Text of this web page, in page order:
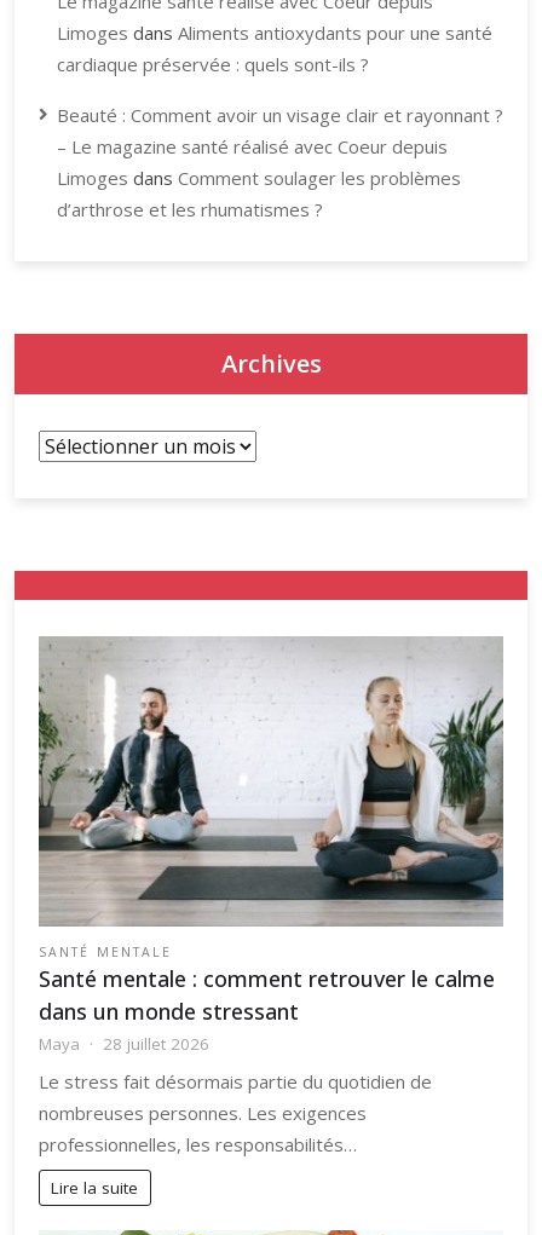
Limoges dans Aliments antioxydants pour une santé
cardiaque préservée : quels sont-ils ?
Beauté : Comment avoir un visage clair et rayonnant ?
– Le magazine santé réalisé avec Coeur depuis
Limoges dans Comment soulager les problèmes
d’arthrose et les rhumatismes ?
Archives
Archives
SANTÉ MENTALE
Santé mentale : comment retrouver le calme
dans un monde stressant
Maya 28 juillet 2026
Le stress fait désormais partie du quotidien de
nombreuses personnes. Les exigences
professionnelles, les responsabilités…
Lire la suite